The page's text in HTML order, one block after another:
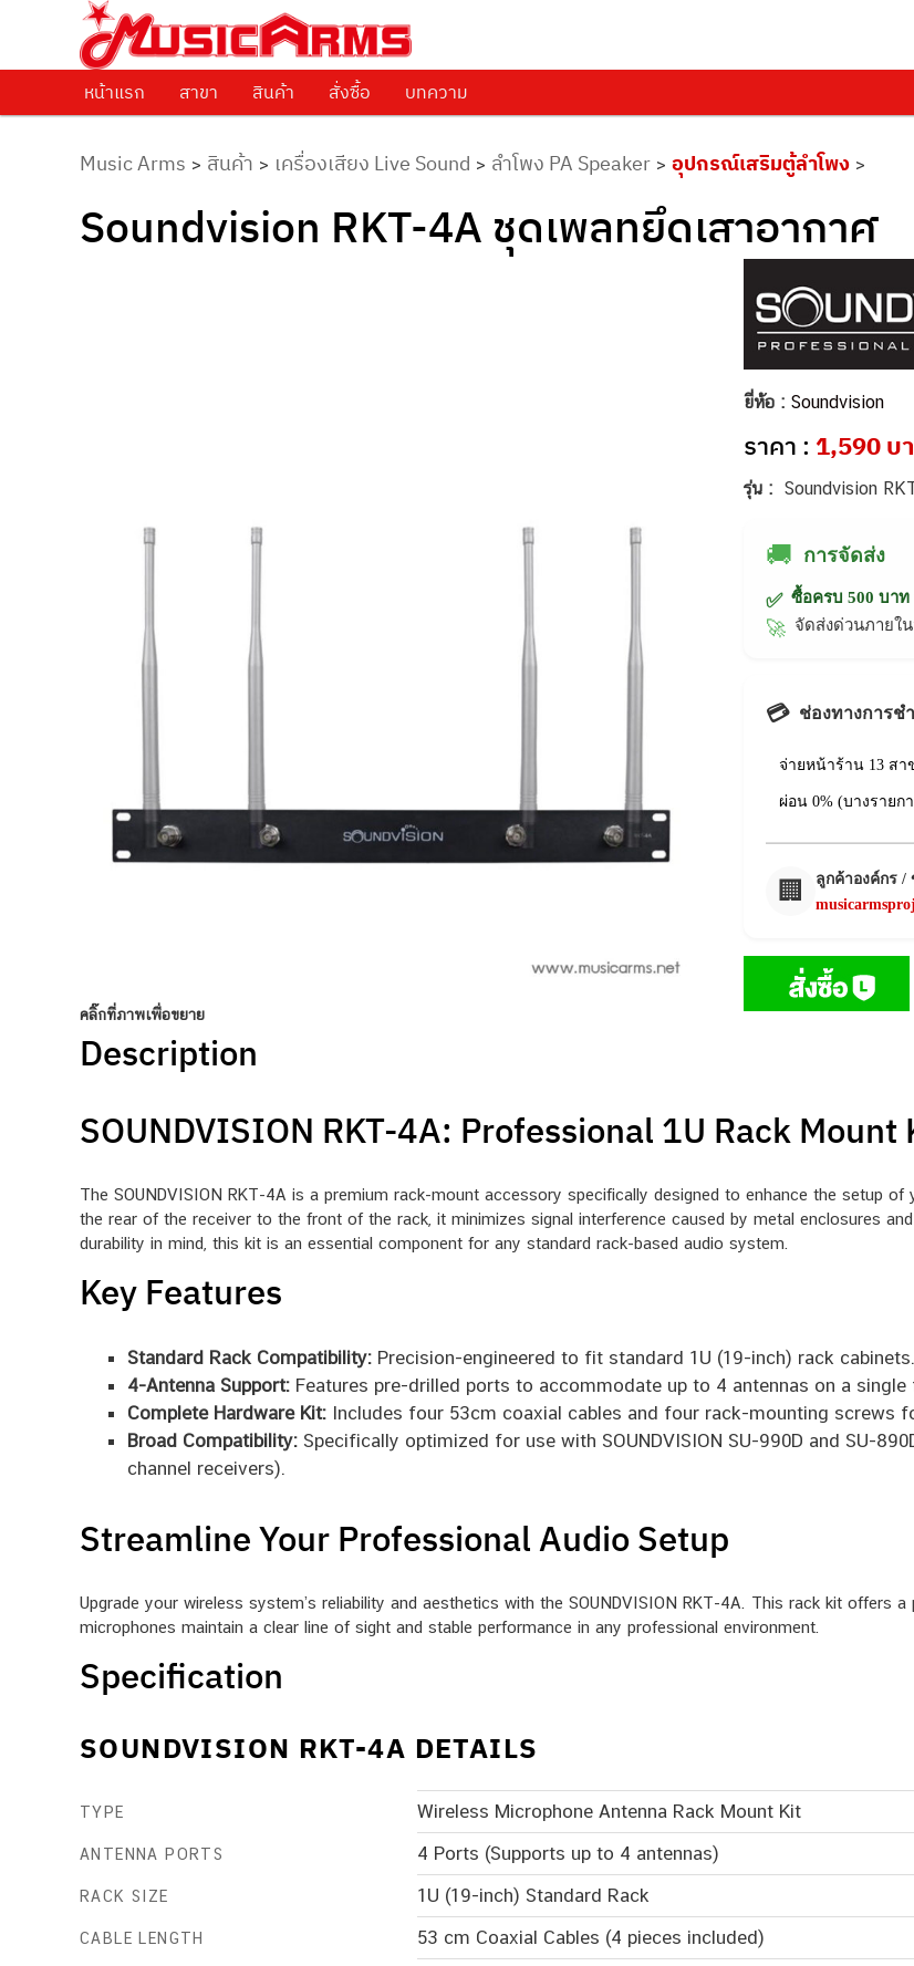
Music Arms
ศูนย์รวมครื่องดนตรีทุกชนิด ตั้งแต่เริ่มต้นถึงมืออาชีพ
Skip to primary content
หน้าแรก สาขา สินค้า สั่งซื้อ บทความ
Music Arms > สินค้า > เครื่องเสียง Live Sound > ลำโพง PA Speaker > อุปกรณ์เสริมตู้ลำโพง >
Soundvision RKT-4A ชุดเพลทยึดเสาอากาศ
คลิ๊กที่ภาพเพื่อขยาย
ยี่ห้อ : Soundvision
ราคา : 1,590 บ
รุ่น : Soundvision
🚚 การจัดส่ง
✅ ซื้อครบ 500 บาท
🚀 จัดส่งด่วนภายใ
💳 ช่องทางการช
จ่ายหน้าร้าน 13 สา
ผ่อน 0% (บางรายก
🏢
ลูกค้าองค์กร /
Description
SOUNDVISION RKT-4A: Professional 1U Rack
The SOUNDVISION RKT-4A is a premium rack-mount accessory specifically designed to enhance the setup
the rear of the receiver to the front of the rack, it minimizes signal interference caused by metal enclosures
durability in mind, this kit is an essential component for any standard rack-based audio system.
Key Features
Standard Rack Compatibility:Precision-engineered to fit standard 1U (19-inch) rack cabinets.
4-Antenna Support:Features pre-drilled ports to accommodate up to 4 antennas on a single
Complete Hardware Kit:Includes four 53cm coaxial cables and four rack-mounting screws
Broad Compatibility:Specifically optimized for use with SOUNDVISION SU-990D and SU-
channel receivers).
Streamline Your Professional Audio Setup
Upgrade your wireless system’s reliability and aesthetics with the SOUNDVISION RKT-4A. This rack kit offers
microphones maintain a clear line of sight and stable performance in any professional environment.
Specification
SOUNDVISION RKT-4A DETAILS
TYPE Wireless Microphone Antenna Rack Mount Kit
ANTENNA PORTS 4 Ports (Supports up to 4 antennas)
RACK SIZE 1U (19-inch) Standard Rack
CABLE LENGTH 53 cm Coaxial Cables (4 pieces included)